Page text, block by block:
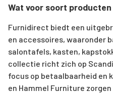
Wat voor soort
Furnidirect biedt een
en accessoires, waaronder
salontafels, kasten,
collectie richt zich op
focus op betaalbaarheid en
en Hammel Furniture